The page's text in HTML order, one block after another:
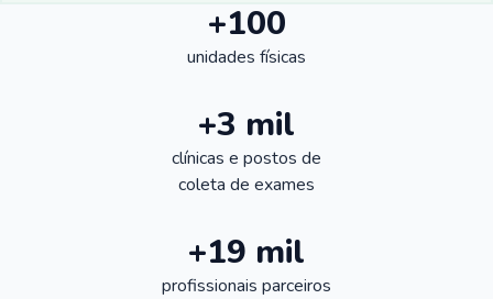
+100
unidades físicas
+3 mil
clínicas e postos de
coleta de exames
+19 mil
profissionais parceiros